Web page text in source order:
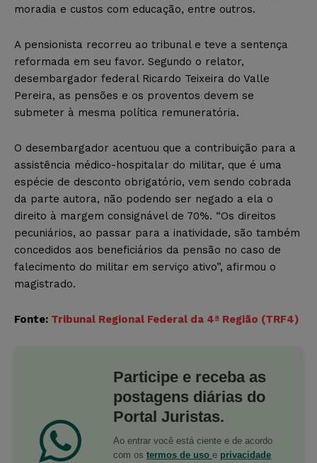
moradia e custos com educação, entre outros.
A pensionista recorreu ao tribunal e teve a sentença
reformada em seu favor. Segundo o relator,
desembargador federal Ricardo Teixeira do Valle
Pereira, as pensões e os proventos devem se
submeter à mesma política remuneratória.
O desembargador acentuou que a contribuição para a
assistência médico-hospitalar do militar, que é uma
espécie de desconto obrigatório, vem sendo cobrada
da parte autora, não podendo ser negado a ela o
direito à margem consignável de 70%. “Os direitos
pecuniários, ao passar para a inatividade, são também
concedidos aos beneficiários da pensão no caso de
falecimento do militar em serviço ativo”, afirmou o
magistrado.
Fonte: Tribunal Regional Federal da 4ª Região (TRF4)
Participe e receba as
postagens diárias do
Portal Juristas.
Ao entrar você está ciente e de acordo
com os termos de uso e privacidade